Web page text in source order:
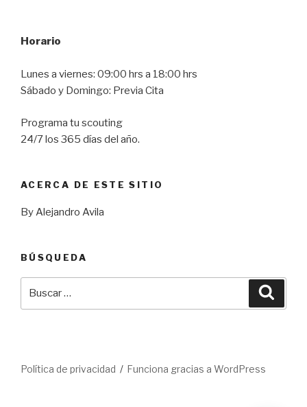
Horario
Lunes a viernes: 09:00 hrs a 18:00 hrs
Sábado y Domingo: Previa Cita
Programa tu scouting
24/7 los 365 días del año.
ACERCA DE ESTE SITIO
By Alejandro Avila
BÚSQUEDA
Política de privacidad Funciona gracias a WordPress